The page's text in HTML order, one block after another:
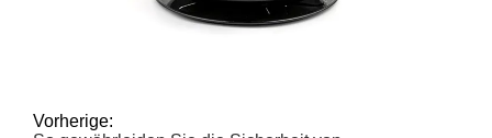
Vorherige: